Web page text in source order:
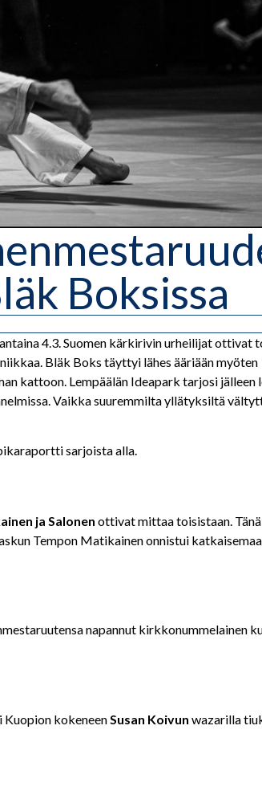
Boksissa
4.3. Suomen kärkirivin urheilijat ottivat
Bläk Boks täyttyi lähes ääriään myöten
kattoon. Lempäälän Ideapark tarjosi jälleen
Vaikka suuremmilta yllätyksiltä
sarjoista alla.
ja Salonen ottivat mittaa toisistaan.
Tempon Matikainen onnistui
napannut kirkkonummelainen
Kuopion kokeneen Susan Koivun wazarilla